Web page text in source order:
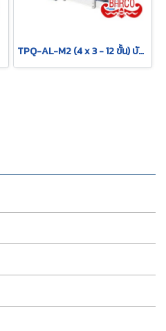
TPQ-AL-M2 (4 x 3 - 12 ขั้น) บันไดอเนกประสงค์อลูมิเนียม กาง พาด ทรง M "รุ่นข้อใหญ่" รุ่น M2 ขนาด 4 x 3 (12 ขั้น) BARCO